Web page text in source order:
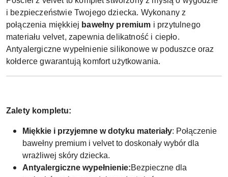
i bezpieczeństwie Twojego dziecka. Wykonany z
połączenia miękkiej bawełny premium i przytulnego
materiału velvet, zapewnia delikatność i ciepło.
Antyalergiczne wypełnienie silikonowe w poduszce oraz
kołderce gwarantują komfort użytkowania.
Zalety kompletu:
Miękkie i przyjemne w dotyku materiały: Połączenie
bawełny premium i velvet to doskonały wybór dla
wrażliwej skóry dziecka.
Antyalergiczne wypełnienie:Bezpieczne dla